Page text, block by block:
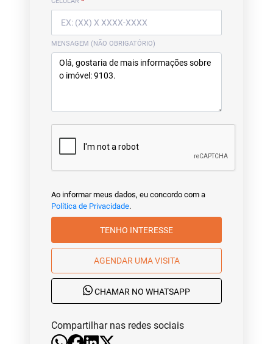
MENSAGEM (NÃO OBRIGATÓRIO)
Ao informar meus dados, eu concordo com a
Política de Privacidade.
TENHO INTERESSE
AGENDAR UMA VISITA
CHAMAR NO WHATSAPP
Compartilhar nas redes sociais